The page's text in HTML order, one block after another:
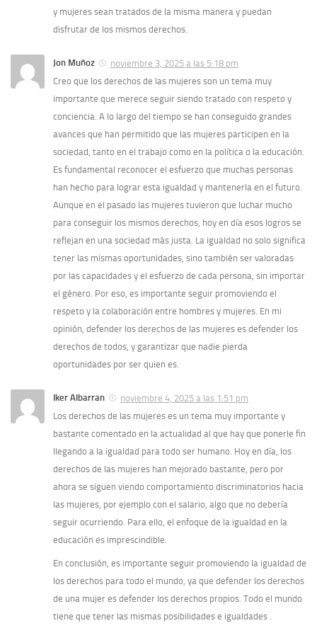
y mujeres sean tratados de la misma manera y puedan
disfrutar de los mismos derechos.
Jon Muñoz
noviembre 3, 2025 a las 5:18 pm
Creo que los derechos de las mujeres son un tema muy
importante que merece seguir siendo tratado con respeto y
conciencia. A lo largo del tiempo se han conseguido grandes
avances que han permitido que las mujeres participen en la
sociedad, tanto en el trabajo como en la política o la educación.
Es fundamental reconocer el esfuerzo que muchas personas
han hecho para lograr esta igualdad y mantenerla en el futuro.
Aunque en el pasado las mujeres tuvieron que luchar mucho
para conseguir los mismos derechos, hoy en día esos logros se
reflejan en una sociedad más justa. La igualdad no solo significa
tener las mismas oportunidades, sino también ser valoradas
por las capacidades y el esfuerzo de cada persona, sin importar
el género. Por eso, es importante seguir promoviendo el
respeto y la colaboración entre hombres y mujeres. En mi
opinión, defender los derechos de las mujeres es defender los
derechos de todos, y garantizar que nadie pierda
oportunidades por ser quien es.
Iker Albarran
noviembre 4, 2025 a las 1:51 pm
Los derechos de las mujeres es un tema muy importante y
bastante comentado en la actualidad al que hay que ponerle fin
llegando a la igualdad para todo ser humano. Hoy en día, los
derechos de las mujeres han mejorado bastante, pero por
ahora se siguen viendo comportamiento discriminatorios hacia
las mujeres, por ejemplo con el salario, algo que no debería
seguir ocurriendo. Para ello, el enfoque de la igualdad en la
educación es imprescindible.
En conclusión, es importante seguir promoviendo la igualdad de
los derechos para todo el mundo, ya que defender los derechos
de una mujer es defender los derechos propios. Todo el mundo
tiene que tener las mismas posibilidades e igualdades .